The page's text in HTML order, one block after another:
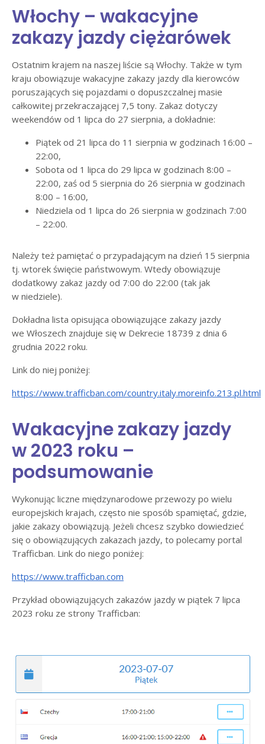
Włochy – wakacyjne
zakazy jazdy ciężarówek
Ostatnim krajem na naszej liście są Włochy. Także w tym
kraju obowiązuje wakacyjne zakazy jazdy dla kierowców
poruszających się pojazdami o dopuszczalnej masie
całkowitej przekraczającej 7,5 tony. Zakaz dotyczy
weekendów od 1 lipca do 27 sierpnia, a dokładnie:
Piątek od 21 lipca do 11 sierpnia w godzinach 16:00 –
22:00,
Sobota od 1 lipca do 29 lipca w godzinach 8:00 –
22:00, zaś od 5 sierpnia do 26 sierpnia w godzinach
8:00 – 16:00,
Niedziela od 1 lipca do 26 sierpnia w godzinach 7:00
– 22:00.
Należy też pamiętać o przypadającym na dzień 15 sierpnia
tj. wtorek święcie państwowym. Wtedy obowiązuje
dodatkowy zakaz jazdy od 7:00 do 22:00 (tak jak
w niedziele).
Dokładna lista opisująca obowiązujące zakazy jazdy
we Włoszech znajduje się w Dekrecie 18739 z dnia 6
grudnia 2022 roku.
Link do niej poniżej:
https://www.trafficban.com/country.italy.moreinfo.213.pl.html
Wakacyjne zakazy jazdy
w 2023 roku –
podsumowanie
Wykonując liczne międzynarodowe przewozy po wielu
europejskich krajach, często nie sposób spamiętać, gdzie,
jakie zakazy obowiązują. Jeżeli chcesz szybko dowiedzieć
się o obowiązujących zakazach jazdy, to polecamy portal
Trafficban. Link do niego poniżej:
https://www.trafficban.com
Przykład obowiązujących zakazów jazdy w piątek 7 lipca
2023 roku ze strony Trafficban: